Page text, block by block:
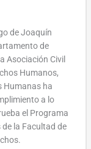
de Joaquín
de
Asociación Civil
Humanos,
Humanas ha
a lo
el Programa
la Facultad de